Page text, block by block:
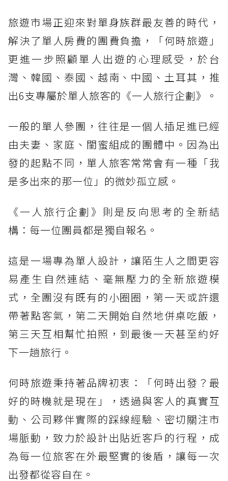
旅遊市場正迎來對單身族群最友善的時代，
解決了單人房費的團費負擔，「何時旅遊」
更進一步照顧單人出遊的心理感受，於台
灣、韓國、泰國、越南、中國、土耳其，推
出6支專屬於單人旅客的《一人旅行企劃》。
一般的單人參團，往往是一個人插足進已經
由夫妻、家庭、閨蜜組成的團體中。因為出
發的起點不同，單人旅客常常會有一種「我
是多出來的那一位」的微妙孤立感。
《一人旅行企劃》則是反向思考的全新結
構：每一位團員都是獨自報名。
這是一場專為單人設計，讓陌生人之間更容
易產生自然連結、毫無壓力的全新旅遊模
式，全團沒有既有的小圈圈，第一天或許還
帶著點客氣，第二天開始自然地併桌吃飯，
第三天互相幫忙拍照，到最後一天甚至約好
下一趟旅行。
何時旅遊秉持著品牌初衷：「何時出發？最
好的時機就是現在」，透過與客人的真實互
動、公司夥伴實際的踩線經驗、密切關注市
場脈動，致力於設計出貼近客戶的行程，成
為每一位旅客在外最堅實的後盾，讓每一次
出發都從容自在。